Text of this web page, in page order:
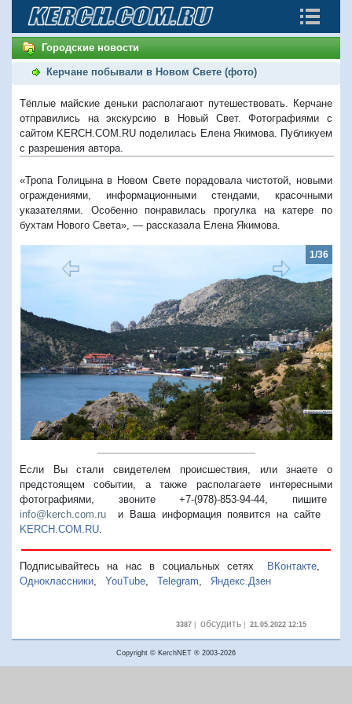
Городские новости
Керчане побывали в Новом Свете (фото)
Тёплые майские деньки располагают путешествовать. Керчане
отправились на экскурсию в Новый Свет. Фотографиями с
сайтом KERCH.COM.RU поделилась Елена Якимова. Публикуем
с разрешения автора.
«Тропа Голицына в Новом Свете порадовала чистотой, новыми
ограждениями, информационными стендами, красочными
указателями. Особенно понравилась прогулка на катере по
бухтам Нового Света», — рассказала Елена Якимова.
1/36
Предыдущий
Если Вы стали свидетелем происшествия, или знаете о
предстоящем событии, а также располагаете интересными
фотографиями, звоните +7-(978)-853-94-44, пишите
info@kerch.com.ru и Ваша информация появится на сайте
KERCH.COM.RU.
Подписывайтесь на нас в социальных сетях ВКонтакте,
Одноклассники, YouTube, Telegram, Яндекс.Дзен
3387| обсудить| 21.05.2022 12:15
Copyright © KerchNET ® 2003-2026